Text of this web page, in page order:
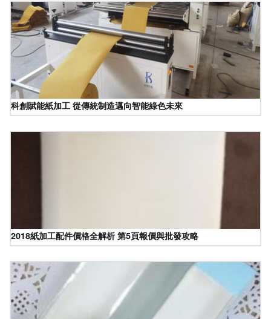
科創賦能紙加工 從傳統制造邁向智能綠色未來
2018紙加工配件價格全解析 第5頁報價與批發攻略